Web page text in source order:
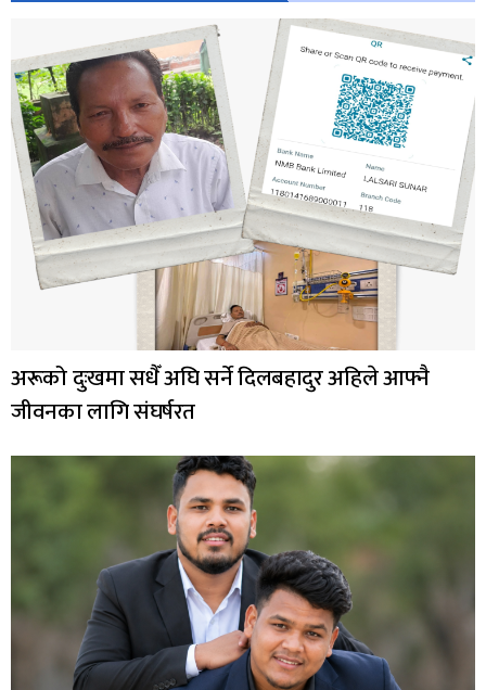
अरूको दुःखमा सधैँ अघि सर्ने दिलबहादुर अहिले आफ्नै
जीवनका लागि संघर्षरत